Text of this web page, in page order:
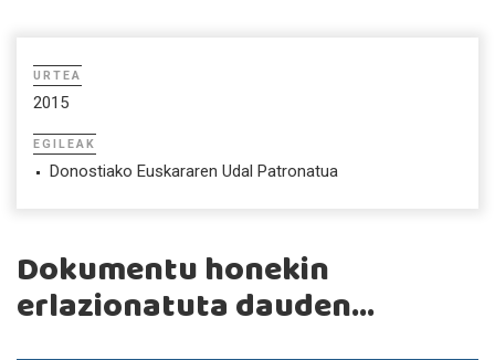
URTEA
2015
EGILEAK
Donostiako Euskararen Udal Patronatua
Dokumentu honekin
erlazionatuta dauden...